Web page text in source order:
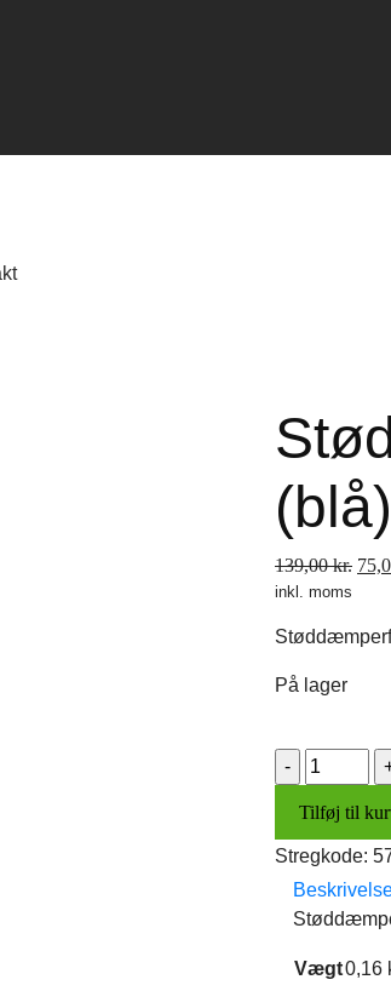
(blå)
139,00kr. Den
var:
inkl. moms
På lager
(blå)
antal
Tilføj til
Stregkode:
Vægt0,16